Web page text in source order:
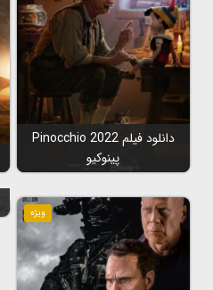
دانلود فیلم Pinocchio 2022
پینوکیو
ویژه